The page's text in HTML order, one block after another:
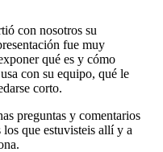
con nosotros su
fue muy
qué es y cómo
con su equipo, qué le
corto.
preguntas y comentarios
que estuvisteis allí y a